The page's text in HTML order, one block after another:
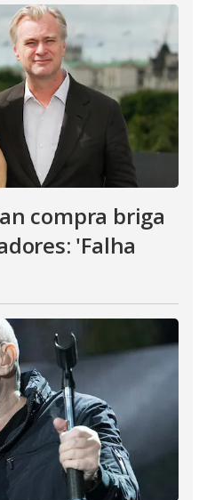
compra briga
'Falha